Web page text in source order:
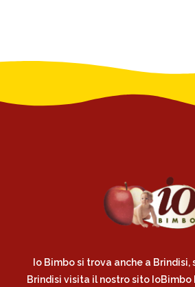
Io Bimbo si trova anche a Brindisi,
Brindisi visita il nostro sito IoBimbo